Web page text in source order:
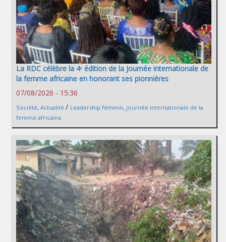
La RDC célèbre la 4ᵉ édition de la Journée internationale de
la femme africaine en honorant ses pionnières
07/08/2026 - 15:36
Société, Actualité / Leadership féminin, journée internationale de la
femme africaine